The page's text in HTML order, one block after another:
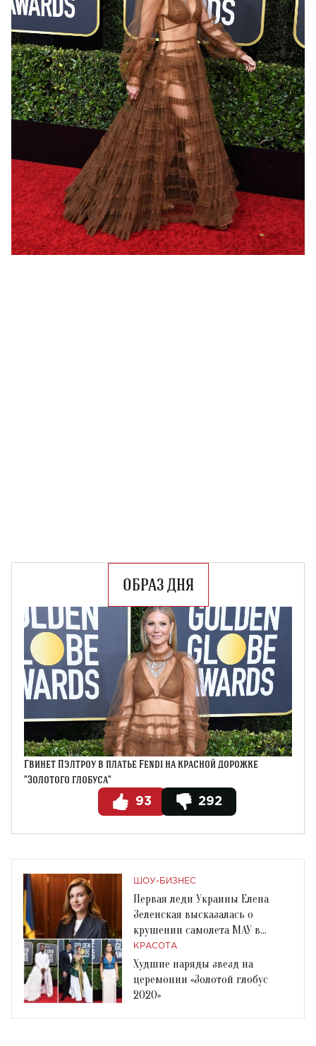
ОБРАЗ ДНЯ
Гвинет Пэлтроу в платье Fendi на красной дорожке
"Золотого глобуса"
93 292
ШОУ-БИЗНЕС
Первая леди Украины Елена
Зеленская высказалась о
крушении самолета МАУ в
Тегеране
КРАСОТА
Худшие наряды звезд на
церемонии «Золотой глобус
2020»